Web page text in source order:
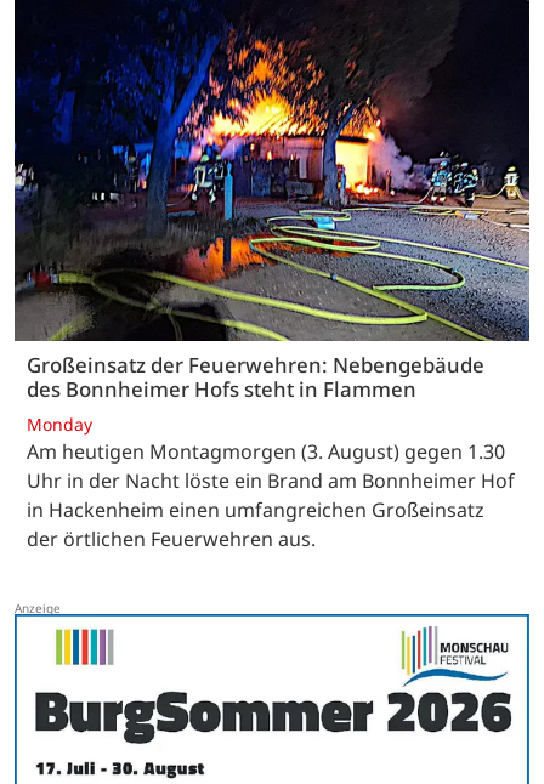
Großeinsatz der Feuerwehren: Nebengebäude
des Bonnheimer Hofs steht in Flammen
Monday
Am heutigen Montagmorgen (3. August) gegen 1.30
Uhr in der Nacht löste ein Brand am Bonnheimer Hof
in Hackenheim einen umfangreichen Großeinsatz
der örtlichen Feuerwehren aus.